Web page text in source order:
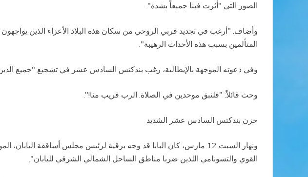
الصور التي "أثرت فينا جميعاً بشدة".
وأضاف: "أرغب في تجديد قربي الروحي من سكان هذه البلاد الأعزاء الذين
المتألمين بسبب هذه الأحداث الرهيبة".
وفي دعوته الموجهة بالإيطالية، رغب بندكتس السادس عشر في تشجيع "جميع
وحث قائلاً: "فلنبق موحدين في الصلاة. الرب قريب منا!".
حزن بندكتس السادس عشر الشديد
ونهار السبت 12 مارس، كان البابا قد وجه برقية لرئيس مجلس أساقفة
القوي والتسونامي اللذين ضربا مناطق الساحل الشمالي الشرقي لليابان".